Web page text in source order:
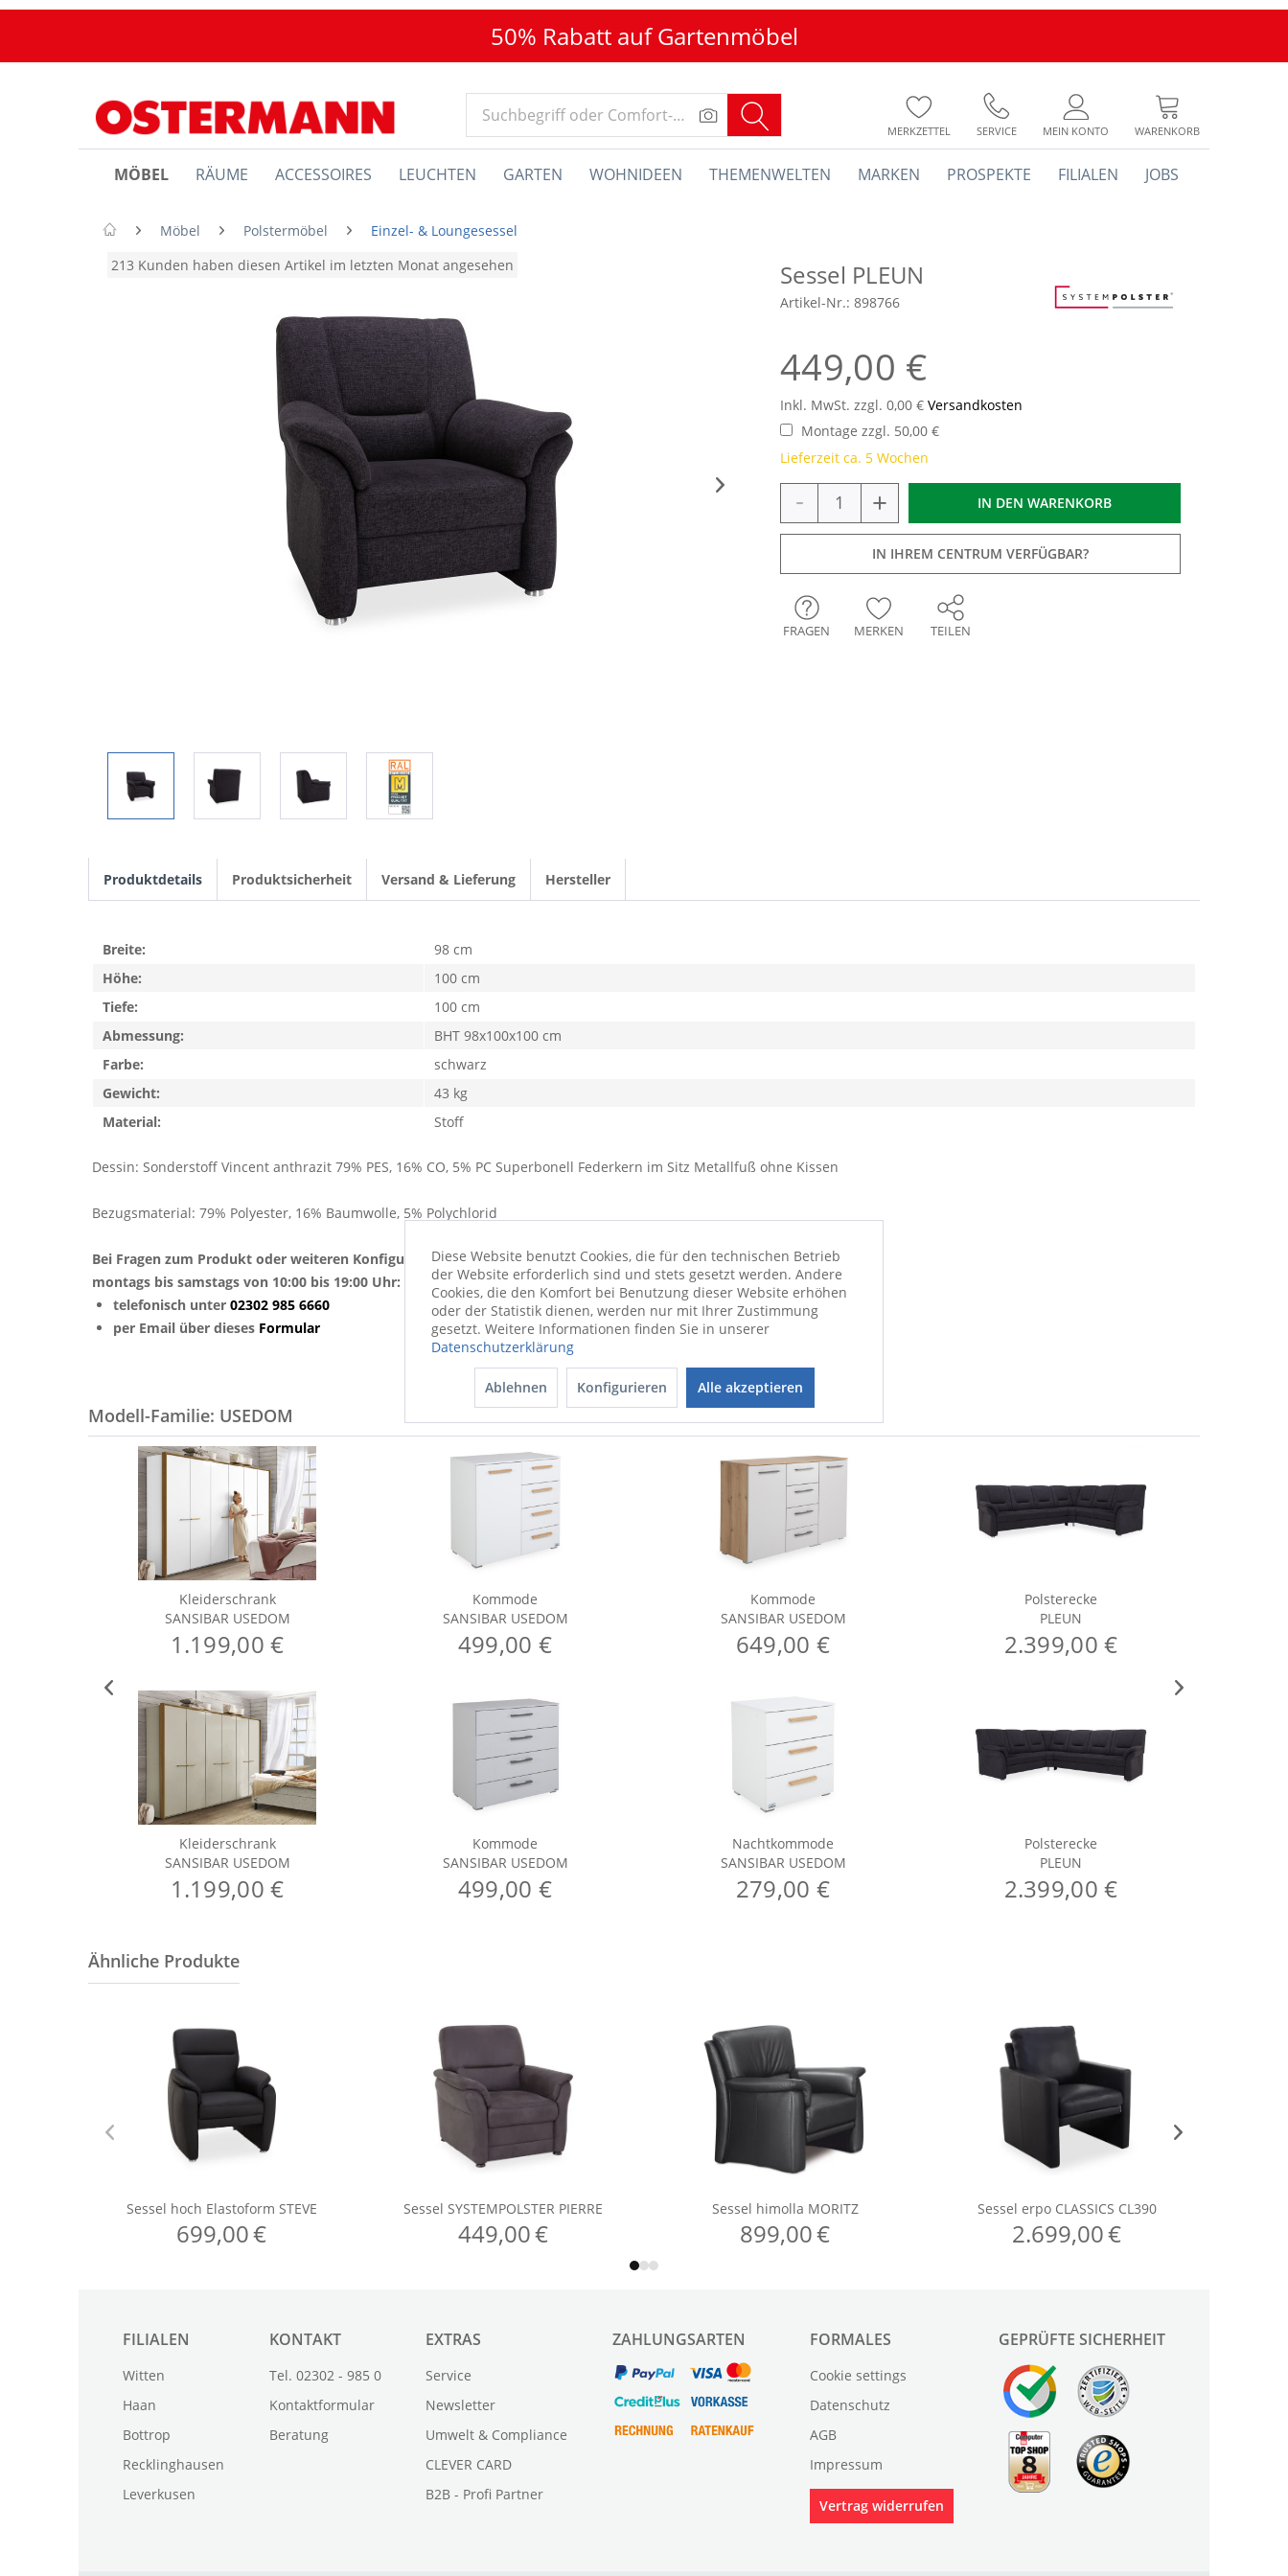
50% Rabatt auf Gartenmöbel
MERKZETTEL SERVICE MEIN KONTO WARENKORB
MÖBEL RÄUME ACCESSOIRES LEUCHTEN GARTEN WOHNIDEEN THEMENWELTEN MARKEN PROSPEKTE FILIALEN JOBS
Möbel Polstermöbel
Einzel- & Loungesessel
213 Kunden haben diesen Artikel im letzten Monat angesehen
Sessel PLEUN
Artikel-Nr.: 898766
449,00 €
Inkl. MwSt. zzgl. 0,00 € Versandkosten
Lieferzeit ca. 5 Wochen
Montage zzgl. 50,00 €
- + IN DEN WARENKORB
IN IHREM CENTRUM VERFÜGBAR?
FRAGEN MERKEN TEILEN
Produktdetails Produktsicherheit Versand & Lieferung Hersteller
Dessin: Sonderstoff Vincent anthrazit 79% PES, 16% CO, 5% PC Superbonell Federkern im Sitz Metallfuß ohne Kissen
Bezugsmaterial: 79% Polyester, 16% Baumwolle, 5% Polychlorid
Bei Fragen zum Produkt oder weiteren Konfigurationswünschen beraten wir Sie gerne
montags bis samstags von 10:00 bis 19:00 Uhr:
telefonisch unter 02302 985 6660
per Email über dieses Formular
Breite:
98 cm
Höhe:
100 cm
Tiefe:
100 cm
Abmessung:
BHT 98x100x100 cm
Farbe:
schwarz
Gewicht:
43 kg
Material:
Stoff
Modell-Familie: USEDOM
Kleiderschrank
SANSIBAR USEDOM
1.199,00 €
Kleiderschrank
SANSIBAR USEDOM
1.199,00 €
Kommode
SANSIBAR USEDOM
499,00 €
Kommode
SANSIBAR USEDOM
499,00 €
Kommode
SANSIBAR USEDOM
649,00 €
Nachtkommode
SANSIBAR USEDOM
279,00 €
Polsterecke
PLEUN
2.399,00 €
Polsterecke
PLEUN
2.399,00 €
FILIALEN
Witten
Haan
Bottrop
Recklinghausen
Leverkusen
KONTAKT
Tel. 02302 - 985 0
Kontaktformular
Beratung
EXTRAS
Service
Newsletter
Umwelt & Compliance
CLEVER CARD
B2B - Profi Partner
ZAHLUNGSARTEN FORMALES
Cookie settings
Datenschutz
AGB
Impressum
Vertrag widerrufen
GEPRÜFTE SICHERHEIT
Diese Website benutzt Cookies, die für den technischen Betrieb
der Website erforderlich sind und stets gesetzt werden. Andere
Cookies, die den Komfort bei Benutzung dieser Website erhöhen
oder der Statistik dienen, werden nur mit Ihrer Zustimmung
gesetzt. Weitere Informationen finden Sie in unserer
Datenschutzerklärung
Ablehnen Konfigurieren Alle akzeptieren